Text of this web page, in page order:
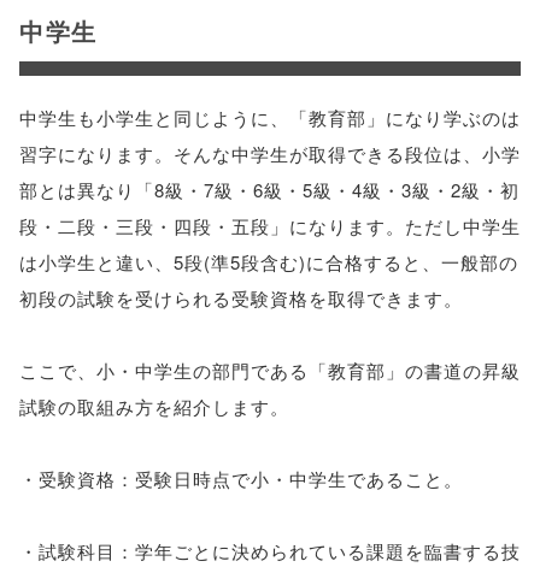
中学生
中学生も小学生と同じように、「教育部」になり学ぶのは
習字になります。そんな中学生が取得できる段位は、小学
部とは異なり「8級・7級・6級・5級・4級・3級・2級・初
段・二段・三段・四段・五段」になります。ただし中学生
は小学生と違い、5段(準5段含む)に合格すると、一般部の
初段の試験を受けられる受験資格を取得できます。
ここで、小・中学生の部門である「教育部」の書道の昇級
試験の取組み方を紹介します。
・受験資格：受験日時点で小・中学生であること。
・試験科目：学年ごとに決められている課題を臨書する技